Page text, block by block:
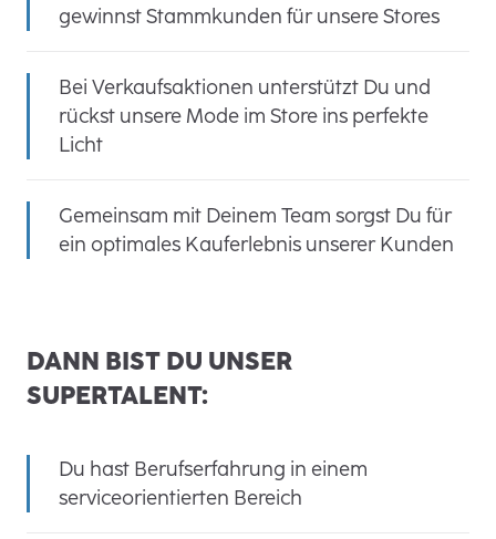
gewinnst Stammkunden für unsere Stores
Bei Verkaufsaktionen unterstützt Du und
rückst unsere Mode im Store ins perfekte
Licht
Gemeinsam mit Deinem Team sorgst Du für
ein optimales Kauferlebnis unserer Kunden
DANN BIST DU UNSER
SUPERTALENT:
Du hast Berufserfahrung in einem
serviceorientierten Bereich